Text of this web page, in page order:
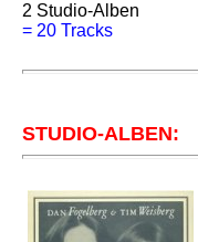
2 Studio-Alben
= 20 Tracks
STUDIO-ALBEN: